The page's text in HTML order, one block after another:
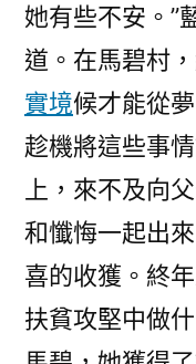
她有些不安。”
道。在馬碧村
實境候才能從
趁機將這些事
上，來不及向
和懺悔一起出
喜的收獲。終
扶貧攻堅中做